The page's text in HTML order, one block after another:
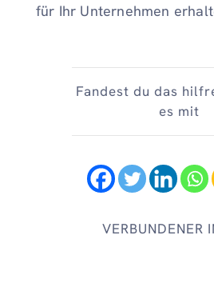
für Ihr Unternehmen
Fandest du das
es mit
VERBUNDENER